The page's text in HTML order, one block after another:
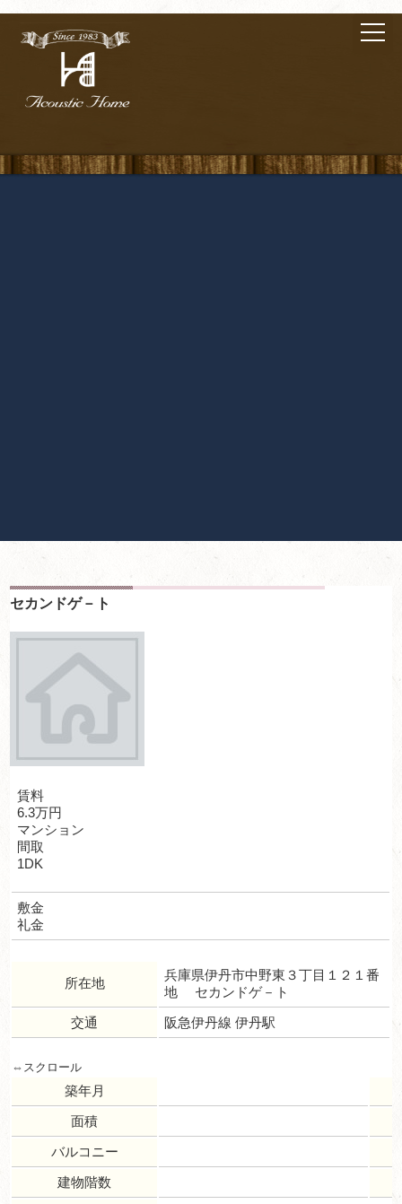
セカンドゲ－ト
賃料
6.3万円
マンション
間取
1DK
敷金
礼金
所在地
兵庫県伊丹市中野東３丁目１２１番
地 セカンドゲ－ト
交通
阪急伊丹線 伊丹駅
築年月
面積
バルコニー
建物階数